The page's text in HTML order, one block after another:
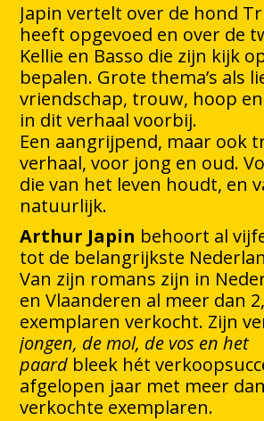
Japin vertelt over de hond
heeft opgevoed en over de
Kellie en Basso die zijn kijk
bepalen. Grote thema’s als
vriendschap, trouw, hoop
in dit verhaal voorbij.
Een aangrijpend, maar ook
verhaal, voor jong en oud.
die van het leven houdt, en
natuurlijk.
Arthur Japin behoort al
tot de belangrijkste
Van zijn romans zijn in
en Vlaanderen al meer dan
exemplaren verkocht. Zijn
jongen, de mol, de vos en het
paard bleek hét
afgelopen jaar met meer
verkochte exemplaren.